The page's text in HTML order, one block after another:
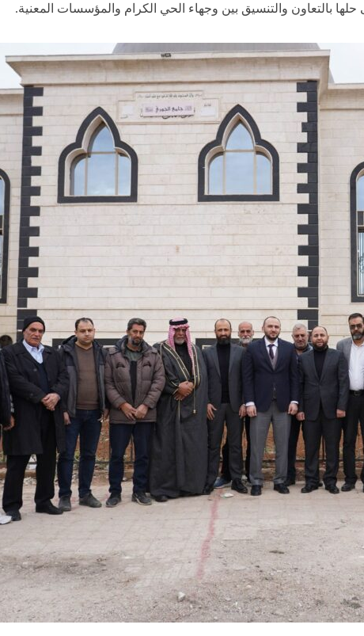
بالتعاون والتنسيق بين وجهاء الحي الكرام والمؤسسات المعنية.